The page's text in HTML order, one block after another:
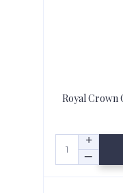
Royal Crown